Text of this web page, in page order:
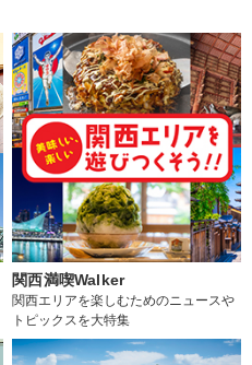
関西満喫Walker
関西エリアを楽しむためのニュースや
トピックスを大特集